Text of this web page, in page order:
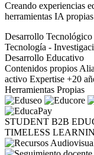
Creando experiencias
herramientas IA propias
Desarrollo Tecnológico
Tecnología -
Desarrollo Educativo
Contenidos propios
activo Expertise +20
Herramientas Propias
STUDENT B2B
TIMELESS